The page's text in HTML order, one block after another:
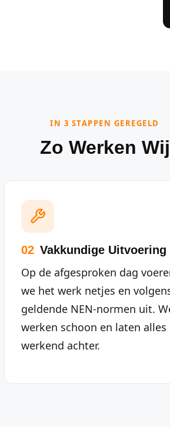
IN 3 STAPPEN GEREGELD
Zo Werken Wij
02 Vakkundige Uitvoering
Op de afgesproken dag
we het werk netjes en
geldende NEN-normen uit.
werken schoon en laten alles
werkend achter.